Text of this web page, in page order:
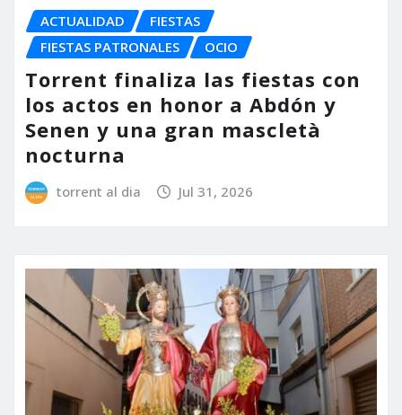
ACTUALIDAD
FIESTAS
FIESTAS PATRONALES
OCIO
Torrent finaliza las fiestas con
los actos en honor a Abdón y
Senen y una gran mascletà
nocturna
torrent al dia Jul 31, 2026